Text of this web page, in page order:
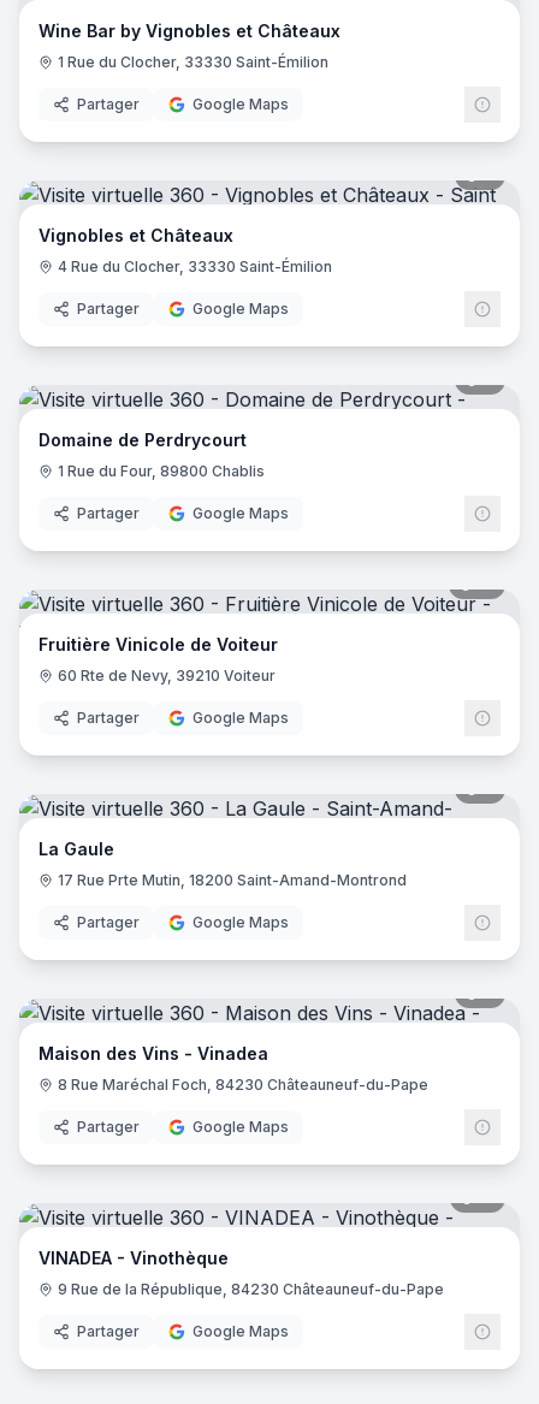
Wine Bar by Vignobles et Châteaux
1 Rue du Clocher, 33330 Saint-Émilion
Partager Google Maps
Vignobles et Châteaux
4 Rue du Clocher, 33330 Saint-Émilion
Partager Google Maps
Domaine de Perdrycourt
1 Rue du Four, 89800 Chablis
Partager Google Maps
Fruitière Vinicole de Voiteur
60 Rte de Nevy, 39210 Voiteur
Partager Google Maps
La Gaule
17 Rue Prte Mutin, 18200 Saint-Amand-Montrond
Partager Google Maps
Maison des Vins - Vinadea
8 Rue Maréchal Foch, 84230 Châteauneuf-du-Pape
Partager Google Maps
VINADEA - Vinothèque
9 Rue de la République, 84230 Châteauneuf-du-Pape
Partager Google Maps